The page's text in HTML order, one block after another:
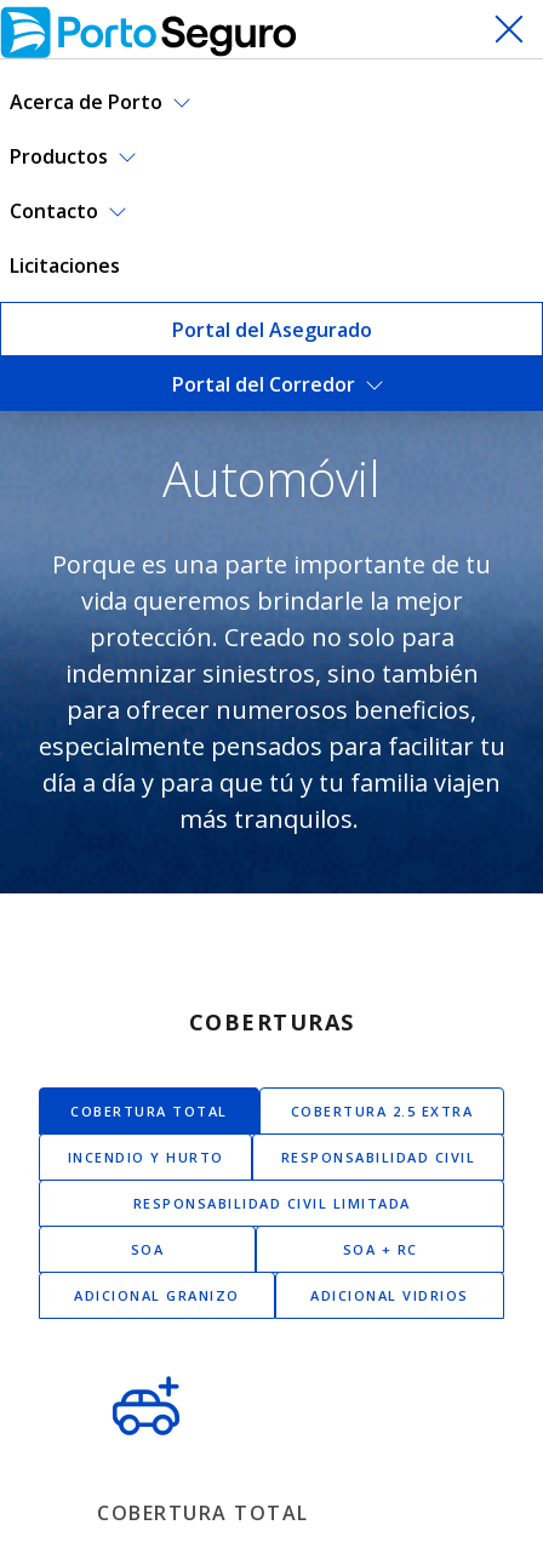
Acerca de Porto
Productos
Contacto
Licitaciones
Portal del Asegurado
Portal del Corredor
Seguro de Automóvil |
Automóvil
Porque es una parte importante de tu
vida queremos brindarle la mejor
protección. Creado no solo para
indemnizar siniestros, sino también
para ofrecer numerosos beneficios,
especialmente pensados para facilitar tu
día a día y para que tú y tu familia viajen
más tranquilos.
COBERTURAS
COBERTURA TOTAL COBERTURA 2.5 EXTRA
INCENDIO Y HURTO RESPONSABILIDAD CIVIL
RESPONSABILIDAD CIVIL LIMITADA
SOA SOA + RC
ADICIONAL GRANIZO ADICIONAL VIDRIOS
COBERTURA TOTAL